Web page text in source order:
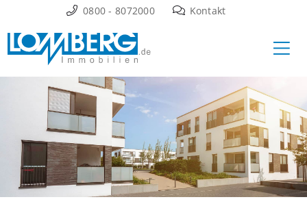
Inhalt
springen
0800 - 8072000 Kontakt